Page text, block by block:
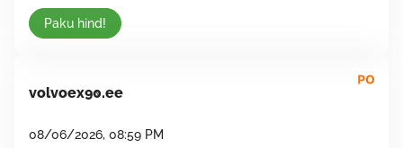
Paku hind!
volvoex90.ee
08/06/2026, 08:59 PM